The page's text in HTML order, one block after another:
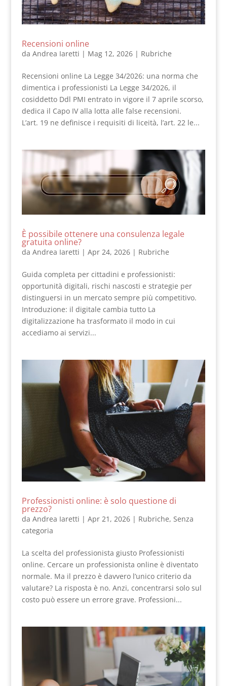
Recensioni online
da Andrea Iaretti | Mag 12, 2026| Rubriche
Recensioni online La Legge 34/2026: una norma che
dimentica i professionisti La Legge 34/2026, il
cosiddetto Ddl PMI entrato in vigore il 7 aprile scorso,
dedica il Capo IV alla lotta alle false recensioni.
L’art. 19 ne definisce i requisiti di liceità, l’art. 22 le...
È possibile ottenere una consulenza legale
gratuita online?
da Andrea Iaretti | Apr 24, 2026| Rubriche
Guida completa per cittadini e professionisti:
opportunità digitali, rischi nascosti e strategie per
distinguersi in un mercato sempre più competitivo.
Introduzione: il digitale cambia tutto La
digitalizzazione ha trasformato il modo in cui
accediamo ai servizi...
Professionisti online: è solo questione di
prezzo?
da Andrea Iaretti | Apr 21, 2026| Rubriche, Senza
categoria
La scelta del professionista giusto Professionisti
online. Cercare un professionista online è diventato
normale. Ma il prezzo è davvero l’unico criterio da
valutare? La risposta è no. Anzi, concentrarsi solo sul
costo può essere un errore grave. Professioni...